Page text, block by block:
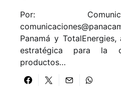
Por:
Panamá y
estratégica para la
productos…